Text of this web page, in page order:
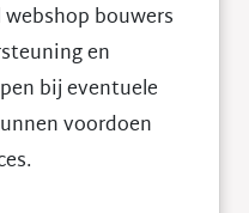
webshop bouwers
en
bij eventuele
voordoen